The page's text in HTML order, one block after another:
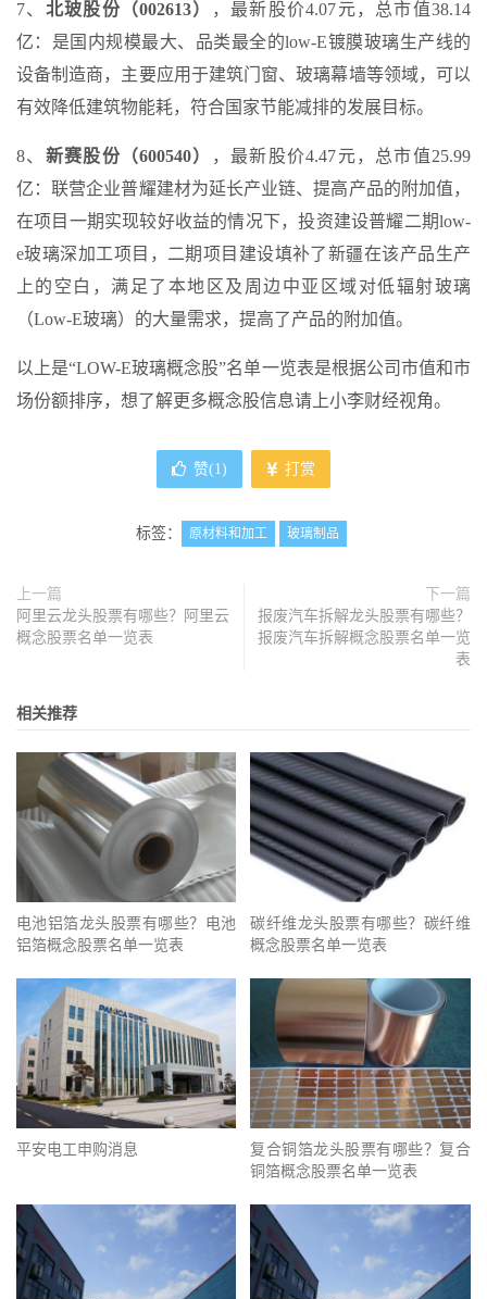
7、 北玻股份（002613）
，最新股价4.07元，总市值38.14
亿：是国内规模最大、品类最全的low-E镀膜玻璃生产线的
设备制造商，主要应用于建筑门窗、玻璃幕墙等领域，可以
有效降低建筑物能耗，符合国家节能减排的发展目标。
8、 新赛股份（600540）
，最新股价4.47元，总市值25.99
亿：联营企业普耀建材为延长产业链、提高产品的附加值，
在项目一期实现较好收益的情况下，投资建设普耀二期low-
e玻璃深加工项目，二期项目建设填补了新疆在该产品生产
上的空白，满足了本地区及周边中亚区域对低辐射玻璃
（Low-E玻璃）的大量需求，提高了产品的附加值。
以上是“LOW-E玻璃概念股”名单一览表是根据公司市值和市
场份额排序，想了解更多概念股信息请上小李财经视角。
赞(1) 打赏
标签： 原材料和加工 玻璃制品
上一篇
阿里云龙头股票有哪些？阿里云
概念股票名单一览表
下一篇
报废汽车拆解龙头股票有哪些？
报废汽车拆解概念股票名单一览
表
相关推荐
电池铝箔龙头股票有哪些？电池
铝箔概念股票名单一览表
碳纤维龙头股票有哪些？碳纤维
概念股票名单一览表
平安电工申购消息
复合铜箔龙头股票有哪些？复合
铜箔概念股票名单一览表